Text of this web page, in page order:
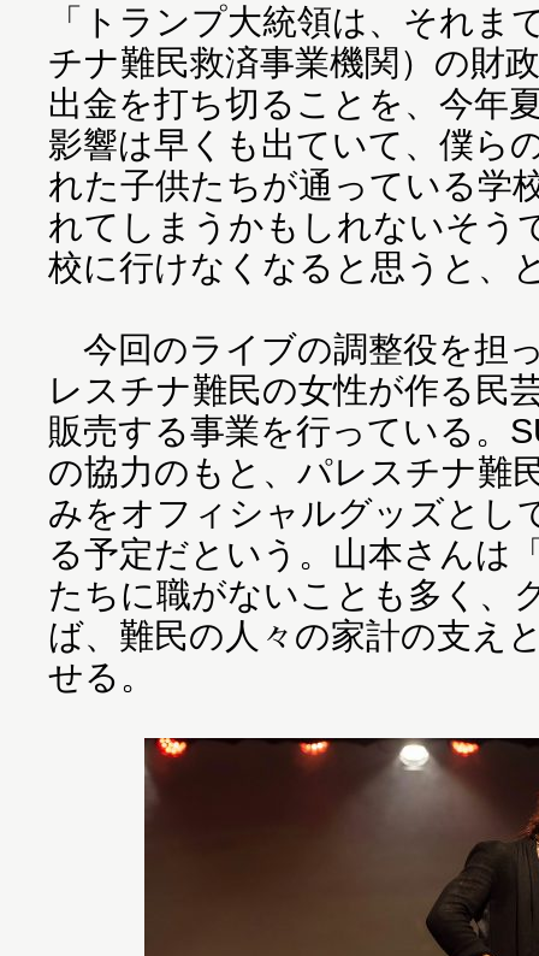
「トランプ大統領は、それま
チナ難民救済事業機関）の財
出金を打ち切ることを、今年
影響は早くも出ていて、僕ら
れた子供たちが通っている学
れてしまうかもしれないそう
校に行けなくなると思うと、
今回のライブの調整役を担
レスチナ難民の女性が作る民
販売する事業を行っている。
の協力のもと、パレスチナ難
みをオフィシャルグッズとし
る予定だという。山本さんは
たちに職がないことも多く、
ば、難民の人々の家計の支え
せる。